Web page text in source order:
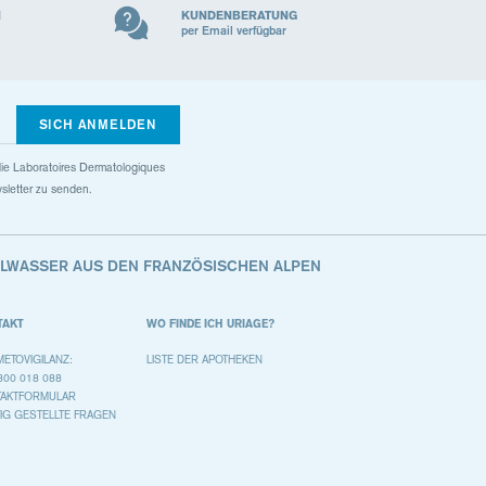
KUNDENBERATUNG
per Email verfügbar
SICH ANMELDEN
Laboratoires Dermatologiques
zu senden.
AUS DEN FRANZÖSISCHEN ALPEN
018 088
GESTELLTE FRAGEN
WO FINDE ICH URIAGE?
LISTE DER APOTHEKEN